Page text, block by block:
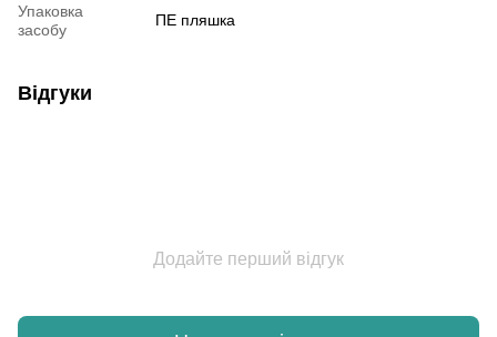
Упаковка
засобу
ПЕ пляшка
Відгуки
Додайте перший відгук